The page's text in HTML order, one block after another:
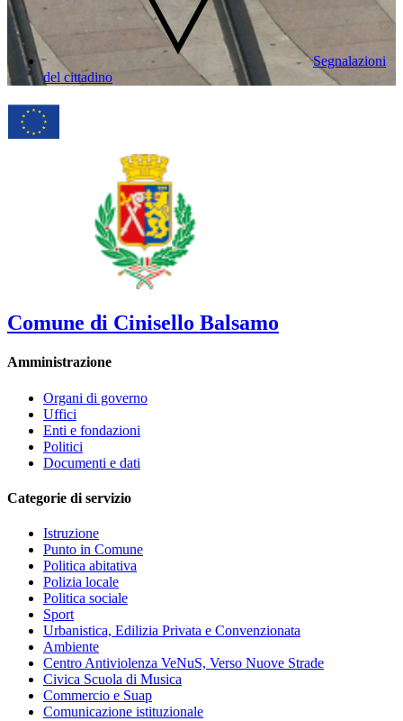
Segnalazioni
del cittadino
Comune di Cinisello Balsamo
Amministrazione
Organi di governo
Uffici
Enti e fondazioni
Politici
Documenti e dati
Categorie di servizio
Istruzione
Punto in Comune
Politica abitativa
Polizia locale
Politica sociale
Sport
Urbanistica, Edilizia Privata e Convenzionata
Ambiente
Centro Antiviolenza VeNuS, Verso Nuove Strade
Civica Scuola di Musica
Commercio e Suap
Comunicazione istituzionale